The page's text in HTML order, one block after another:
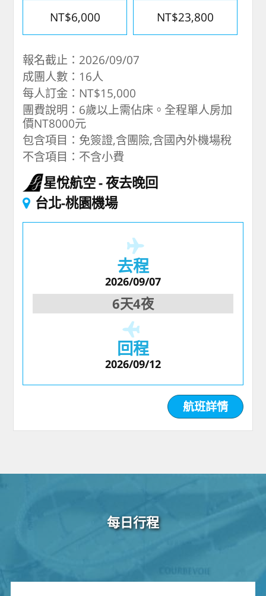
NT$6,000 NT$23,800
報名截止：2026/09/07
成團人數：16人
每人訂金：NT$15,000
團費說明：6歲以上需佔床。全程單人房加
價NT8000元
包含項目：免簽證,含團險,含國內外機場稅
不含項目：不含小費
星悅航空 夜去晚回
台北-桃園機場
去程
2026/09/07
6天4夜
回程
2026/09/12
航班詳情
每日行程